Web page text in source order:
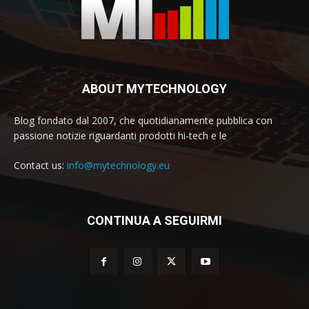
ABOUT MYTECHNOLOGY
Blog fondato dal 2007, che quotidianamente pubblica con
passione notizie riguardanti prodotti hi-tech e le
Contact us: info@mytechnology.eu
CONTINUA A SEGUIRMI